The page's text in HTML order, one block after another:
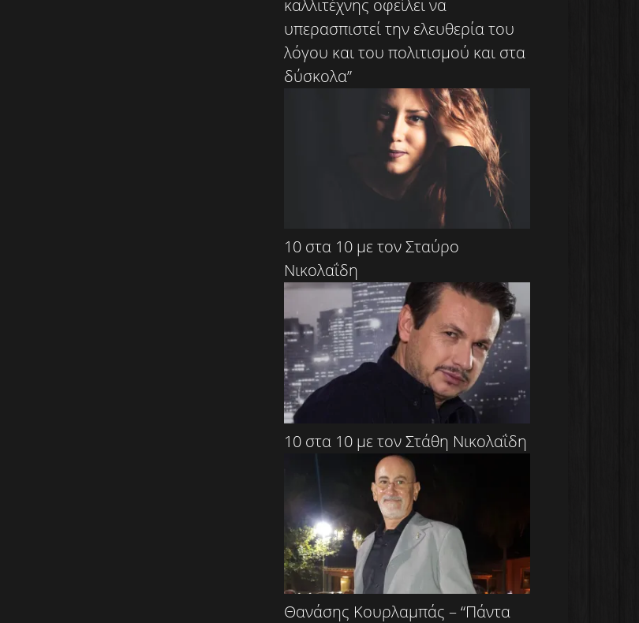
καλλιτέχνης οφείλει να
υπερασπιστεί την ελευθερία του
λόγου και του πολιτισμού και στα
δύσκολα”
10 στα 10 με τον Σταύρο
Νικολαΐδη
10 στα 10 με τον Στάθη Νικολαΐδη
Θανάσης Κουρλαμπάς – “Πάντα